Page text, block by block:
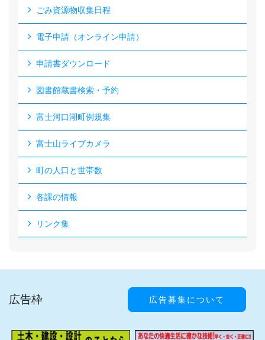
ごみ資源物収集日程
電子申請（オンライン申請）
申請書ダウンロード
図書館蔵書検索・予約
富士河口湖町例規集
富士山ライブカメラ
町の人口と世帯数
各課の情報
リンク集
広告枠 広告募集について